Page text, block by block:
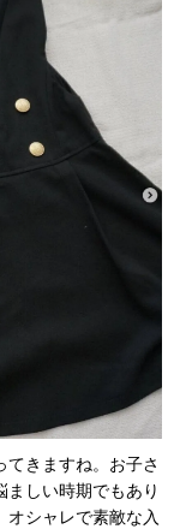
きますね。お子さ
しい時期でもあり
シャレで素敵な入